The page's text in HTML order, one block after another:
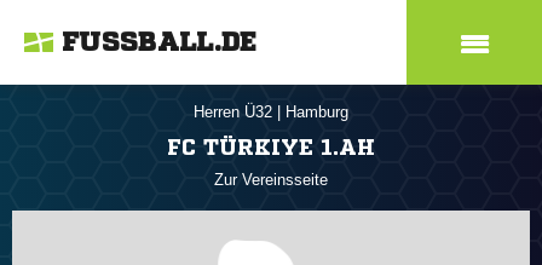
FUSSBALL.DE
Herren Ü32 Hamburg
FC TÜRKIYE 1.AH
Zur Vereinsseite